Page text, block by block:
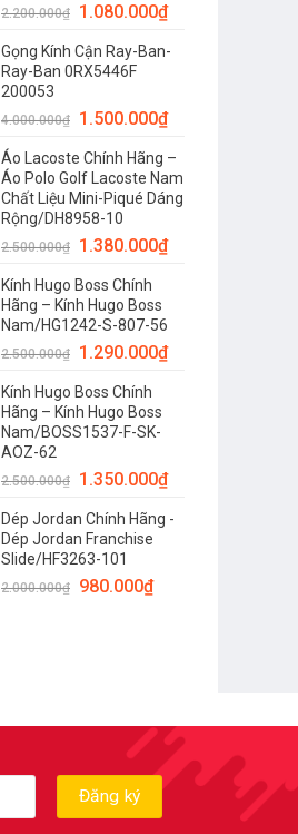
2.200.000₫ 1.080.000₫
Gọng Kính Cận Ray-Ban-
Ray-Ban 0RX5446F
200053
4.000.000₫ 1.500.000₫
Áo Lacoste Chính Hãng –
Áo Polo Golf Lacoste Nam
Chất Liệu Mini-Piqué Dáng
Rộng/DH8958-10
2.500.000₫ 1.380.000₫
Kính Hugo Boss Chính
Hãng – Kính Hugo Boss
Nam/HG1242-S-807-56
2.500.000₫ 1.290.000₫
Kính Hugo Boss Chính
Hãng – Kính Hugo Boss
Nam/BOSS1537-F-SK-
AOZ-62
2.500.000₫ 1.350.000₫
Dép Jordan Chính Hãng -
Dép Jordan Franchise
Slide/HF3263-101
2.000.000₫ 980.000₫